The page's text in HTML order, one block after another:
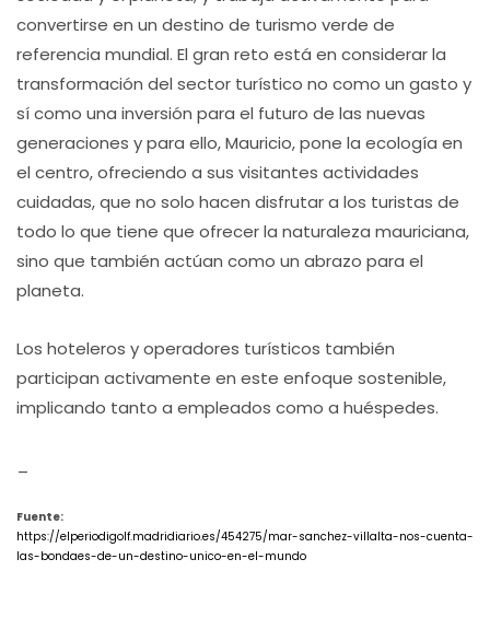
convertirse en un destino de turismo verde de
referencia mundial. El gran reto está en considerar la
transformación del sector turístico no como un gasto y
sí como una inversión para el futuro de las nuevas
generaciones y para ello, Mauricio, pone la ecología en
el centro, ofreciendo a sus visitantes actividades
cuidadas, que no solo hacen disfrutar a los turistas de
todo lo que tiene que ofrecer la naturaleza mauriciana,
sino que también actúan como un abrazo para el
planeta.
Los hoteleros y operadores turísticos también
participan activamente en este enfoque sostenible,
implicando tanto a empleados como a huéspedes.
Fuente:
https://elperiodigolf.madridiario.es/454275/mar-sanchez-villalta-nos-cuenta-
las-bondaes-de-un-destino-unico-en-el-mundo